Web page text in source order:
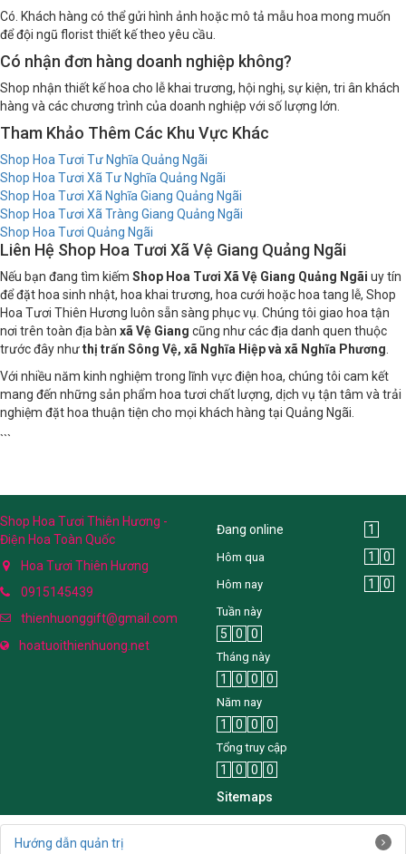
Có. Khách hàng có thể gửi hình ảnh hoặc mô tả mẫu hoa mong muốn
để đội ngũ florist thiết kế theo yêu cầu.
Có nhận đơn hàng doanh nghiệp không?
Shop nhận thiết kế hoa cho lễ khai trương, hội nghị, sự kiện, tri ân khách
hàng và các chương trình của doanh nghiệp với số lượng lớn.
Tham Khảo Thêm Các Khu Vực Khác
Shop Hoa Tươi Tư Nghĩa Quảng Ngãi
Shop Hoa Tươi Xã Tư Nghĩa Quảng Ngãi
Shop Hoa Tươi Xã Nghĩa Giang Quảng Ngãi
Shop Hoa Tươi Xã Tràng Giang Quảng Ngãi
Shop Hoa Tươi Quảng Ngãi
Liên Hệ Shop Hoa Tươi Xã Vệ Giang Quảng Ngãi
Nếu bạn đang tìm kiếm Shop Hoa Tươi Xã Vệ Giang Quảng Ngãi uy tín
để đặt hoa sinh nhật, hoa khai trương, hoa cưới hoặc hoa tang lễ, Shop
Hoa Tươi Thiên Hương luôn sẵn sàng phục vụ. Chúng tôi giao hoa tận
nơi trên toàn địa bàn xã Vệ Giang cũng như các địa danh quen thuộc
trước đây nhưthị trấn Sông Vệ, xã Nghĩa Hiệp và xã Nghĩa Phương
Với nhiều năm kinh nghiệm trong lĩnh vực điện hoa, chúng tôi cam kết
mang đến những sản phẩm hoa tươi chất lượng, dịch vụ tận tâm và trải
nghiệm đặt hoa thuận tiện cho mọi khách hàng tại Quảng Ngãi.
```
Shop Hoa Tươi Thiên Hương -
Điện Hoa Toàn Quốc
Hoa Tươi Thiên Hương
0915145439
thienhuonggift@gmail.com
hoatuoithienhuong.net
Đang online 1
Hôm qua 1 0
Hôm nay 1 0
Tuần này
5 0 0
Tháng này
1 0 0 0
Năm nay
1 0 0 0
Tổng truy cập
1 0 0
0
Sitemaps
Hướng dẫn quản trị